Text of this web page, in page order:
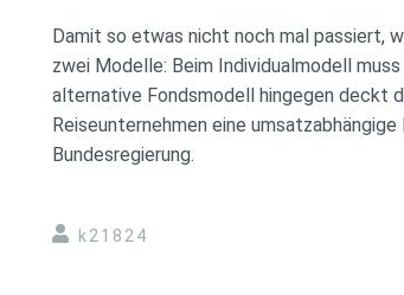
Damit so etwas nicht noch mal passiert,
zwei Modelle: Beim Individualmodell
alternative Fondsmodell hingegen deckt
Reiseunternehmen eine
Bundesregierung.
k21824